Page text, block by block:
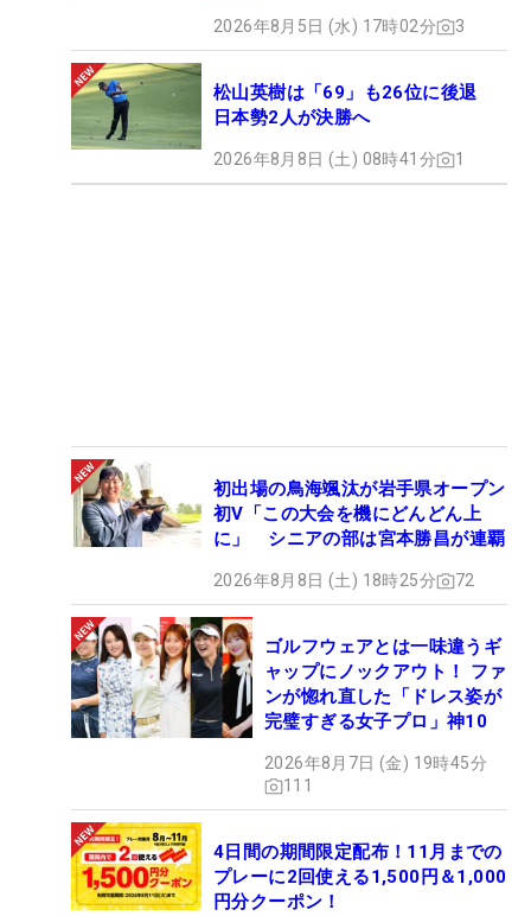
2026年8月5日 (水) 17時02分 3
松山英樹は「69」も26位に後退
日本勢2人が決勝へ
2026年8月8日 (土) 08時41分 1
初出場の鳥海颯汰が岩手県オープン
初V「この大会を機にどんどん上
に」 シニアの部は宮本勝昌が連覇
2026年8月8日 (土) 18時25分 72
ゴルフウェアとは一味違うギ
ャップにノックアウト！ ファ
ンが惚れ直した「ドレス姿が
完璧すぎる女子プロ」神10
2026年8月7日 (金) 19時45分
111
4日間の期間限定配布！11月までの
プレーに2回使える1,500円＆1,000
円分クーポン！